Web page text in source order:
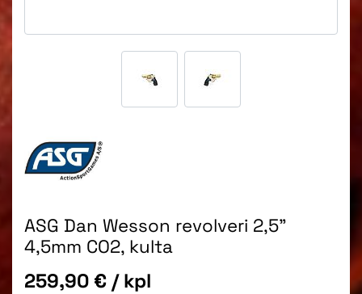
ASG Dan Wesson revolveri 2,5"
4,5mm CO2, kulta
Hinta
259,90 € / kpl